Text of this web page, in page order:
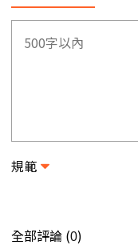
規範
全部評論 (0)